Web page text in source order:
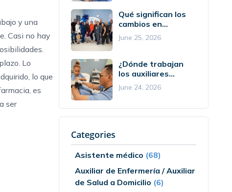
y una
Casi no hay
Lo
lo que
, es
ser
Qué significan los
cambios en...
June 25, 2026
¿Dónde trabajan
los auxiliares...
June 24, 2026
Categories
Asistente médico (68)
Auxiliar de Enfermería / Auxiliar
de Salud a Domicilio (6)